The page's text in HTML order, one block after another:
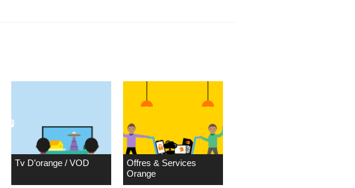
Tv D’orange / VOD
Offres & Services
Orange